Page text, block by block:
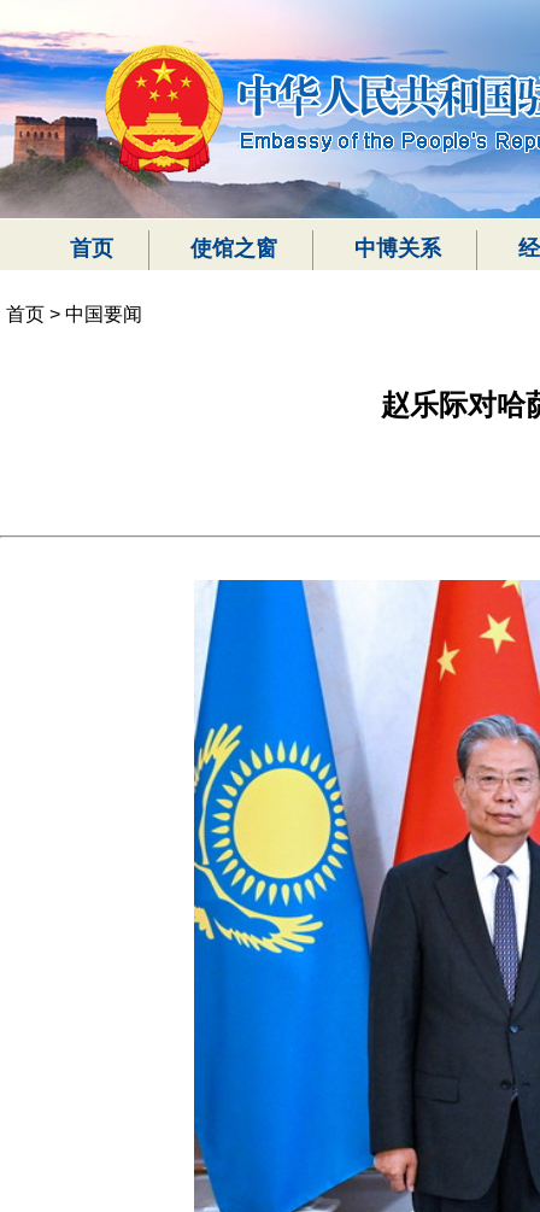
首页 使馆之窗 中博关系
首页 > 中国要闻
赵乐际对哈